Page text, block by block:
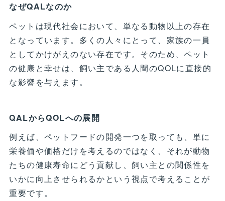
なぜQALなのか
ペットは現代社会において、単なる動物以上の存在
となっています。多くの人々にとって、家族の一員
としてかけがえのない存在です。そのため、ペット
の健康と幸せは、飼い主である人間のQOLに直接的
な影響を与えます。
QALからQOLへの展開
例えば、ペットフードの開発一つを取っても、単に
栄養価や価格だけを考えるのではなく、それが動物
たちの健康寿命にどう貢献し、飼い主との関係性を
いかに向上させられるかという視点で考えることが
重要です。